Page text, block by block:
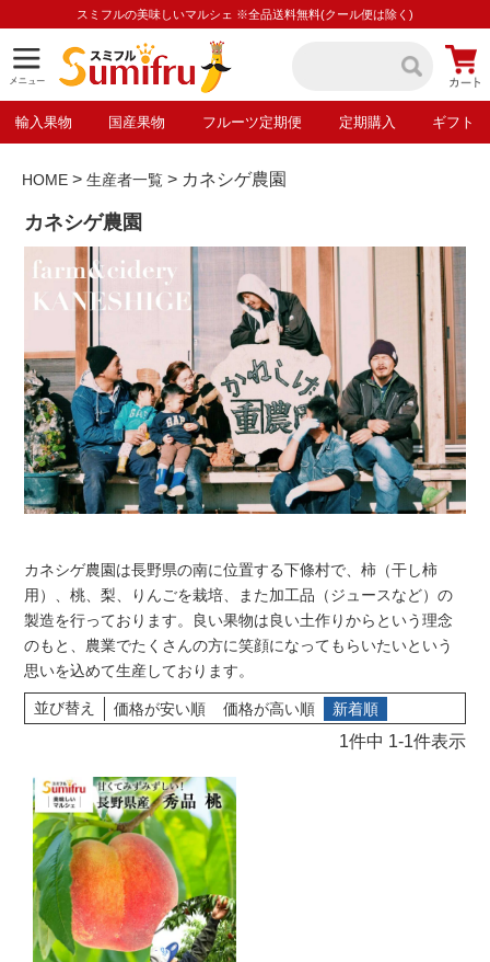
スミフルの美味しいマルシェ ※全品送料無料(クール便は除く)
輸入果物 国産果物 フルーツ定期便 定期購入 ギフト
HOME 生産者一覧 カネシゲ農園
カネシゲ農園
カネシゲ農園は長野県の南に位置する下條村で、柿（干し柿
用）、桃、梨、りんごを栽培、また加工品（ジュースなど）の
製造を行っております。良い果物は良い土作りからという理念
のもと、農業でたくさんの方に笑顔になってもらいたいという
思いを込めて生産しております。
並び替え 価格が安い順 価格が高い順 新着順
1件中 1-1件表示